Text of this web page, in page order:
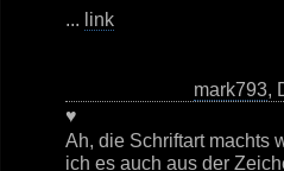
... link
mark793,
♥
Ah, die Schriftart machts
ich es auch aus der